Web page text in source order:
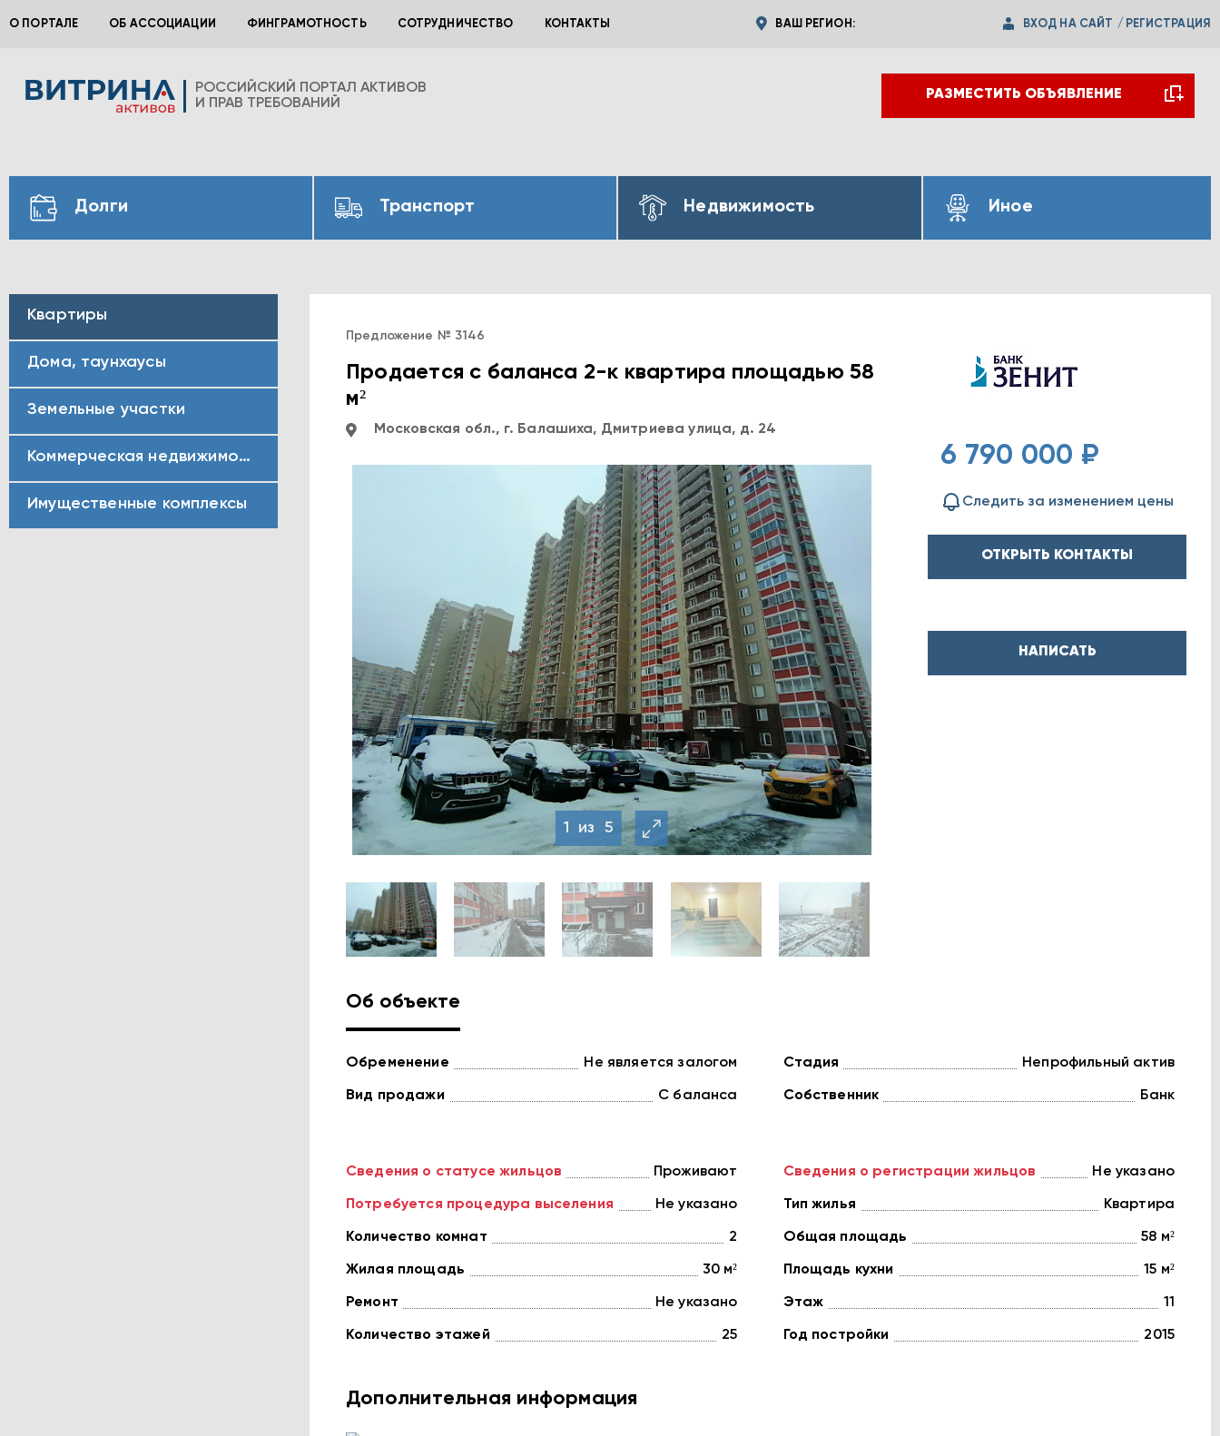
О ПОРТАЛЕ ОБ АССОЦИАЦИИ ФИНГРАМОТНОСТЬ СОТРУДНИЧЕСТВО КОНТАКТЫ ВАШ РЕГИОН: ВХОД НА САЙТ / РЕГИСТРАЦИЯ
РОССИЙСКИЙ ПОРТАЛ АКТИВОВ
И ПРАВ ТРЕБОВАНИЙ
РАЗМЕСТИТЬ ОБЪЯВЛЕНИЕ
Долги Транспорт Недвижимость Иное
Квартиры
Дома, таунхаусы
Земельные участки
Коммерческая недвижимость
Имущественные комплексы
Предложение № 3146
Продается с баланса 2-к квартира площадью 58
м²
Московская обл., г. Балашиха, Дмитриева улица, д. 24
1 из5
6 790 000 ₽
Следить за изменением цены
ОТКРЫТЬ КОНТАКТЫ
НАПИСАТЬ
Об объекте
Обременение Не является залогом
Вид продажи С баланса
Стадия Непрофильный актив
Собственник Банк
Сведения о статусе жильцов Проживают
Потребуется процедура выселения Не указано
Количество комнат 2
Жилая площадь 30 м²
Ремонт Не указано
Количество этажей 25
Сведения о регистрации жильцов Не указано
Тип жилья Квартира
Общая площадь 58 м²
Площадь кухни 15 м²
Этаж 11
Год постройки 2015
Дополнительная информация